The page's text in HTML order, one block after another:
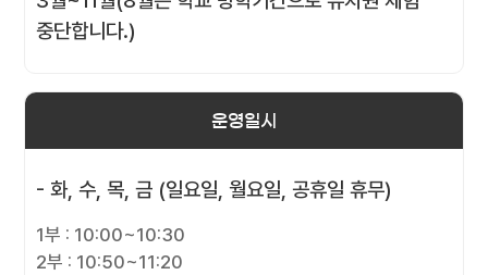
중단합니다.)
운영일시
- 화, 수, 목, 금 (일요일, 월요일, 공휴일 휴무)
1부 : 10:00~10:30
2부 : 10:50~11:20